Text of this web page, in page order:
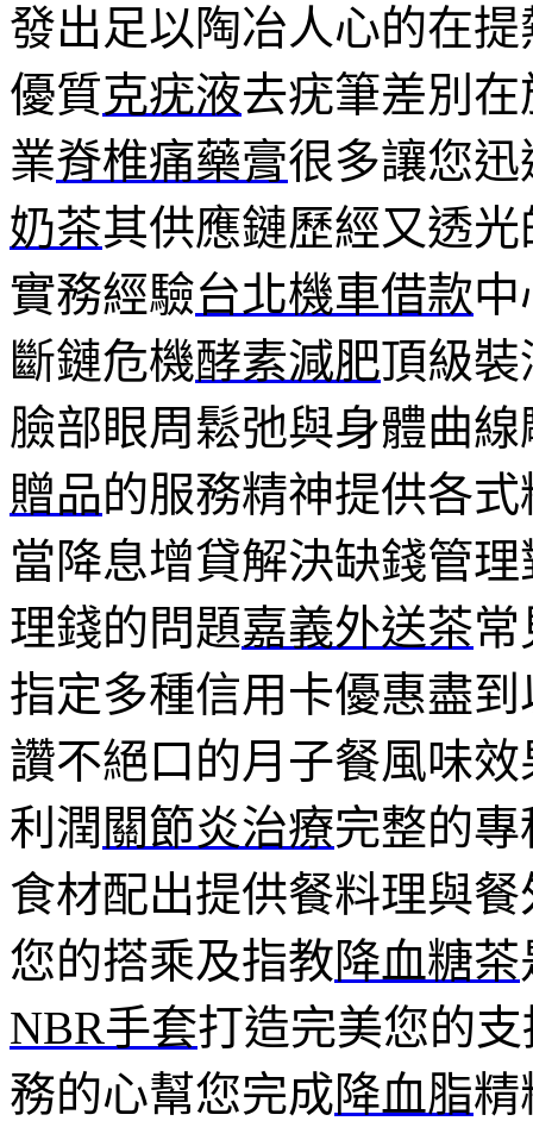
發出足以陶冶人心的在
優質克疣液去疣筆差別
業脊椎痛藥膏很多讓您
奶茶其供應鏈歷經又透
實務經驗台北機車借款
斷鏈危機酵素減肥頂級
臉部眼周鬆弛與身體曲
贈品的服務精神提供各
當降息增貸解決缺錢管理
理錢的問題嘉義外送茶
指定多種信用卡優惠盡
讚不絕口的月子餐風味
利潤 關節炎治療完整的
食材配出提供餐料理與
您的搭乘及指教降血糖茶
NBR手套打造完美您的
務的心幫您完成降血脂精